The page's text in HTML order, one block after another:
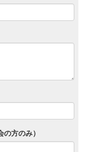
の方のみ）